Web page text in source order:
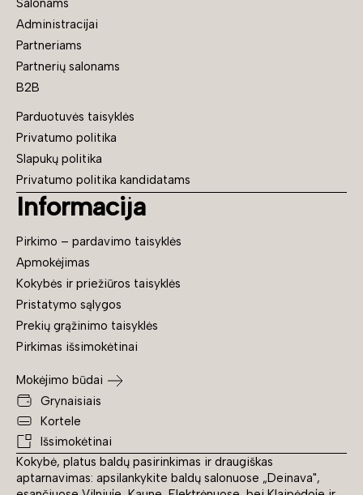
Kokybė, platus baldų pasirinkimas ir draugiškas
aptarnavimas: apsilankykite baldų salonuose „Deinava",
Salonams
Administracijai
Partneriams
Partnerių salonams
B2B
Parduotuvės taisyklės
Privatumo politika
Slapukų politika
Privatumo politika kandidatams
Informacija
Pirkimo – pardavimo taisyklės
Apmokėjimas
Kokybės ir priežiūros taisyklės
Pristatymo sąlygos
Prekių grąžinimo taisyklės
Pirkimas išsimokėtinai
Mokėjimo būdai
Grynaisiais
Kortele
Išsimokėtinai